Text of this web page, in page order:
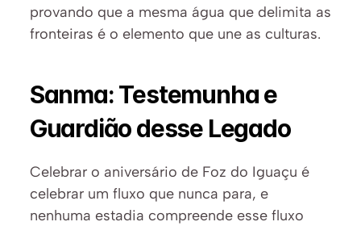
provando que a mesma água que delimita as
fronteiras é o elemento que une as culturas.
Sanma: Testemunha e
Guardião desse Legado
Celebrar o aniversário de Foz do Iguaçu é
celebrar um fluxo que nunca para, e
nenhuma estadia compreende esse fluxo